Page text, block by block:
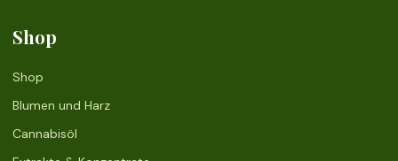
Shop
Shop
Blumen und Harz
Cannabisöl